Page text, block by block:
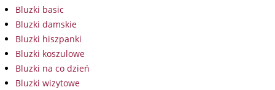
Bluzki basic
Bluzki damskie
Bluzki hiszpanki
Bluzki koszulowe
Bluzki na co dzień
Bluzki wizytowe